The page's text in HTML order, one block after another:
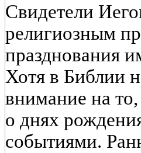
Свидетели
религиозным
празднования
Хотя в Библии
внимание на
о днях
событиями.